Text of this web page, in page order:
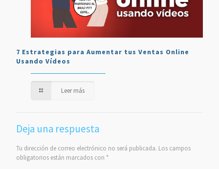
7 Estrategias para Aumentar tus Ventas Online
Usando Vídeos
Leer más
Deja una respuesta
Tu dirección de correo electrónico no será publicada. Los campos
obligatorios están marcados con *